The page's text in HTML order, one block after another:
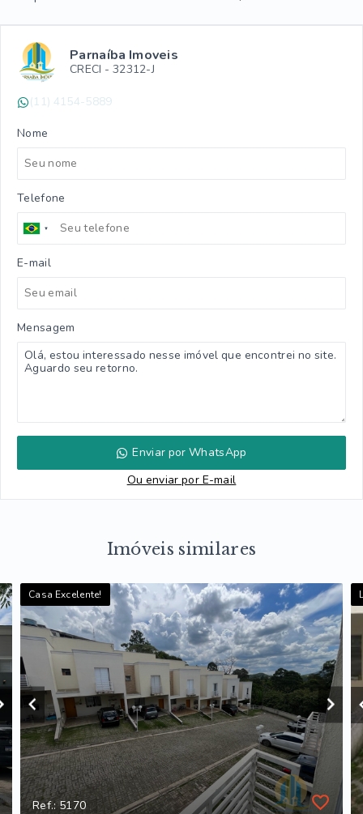
Parnaíba Imoveis
CRECI - 32312-J
(11) 4154-5889
Nome
Telefone
E-mail
Mensagem
Enviar por WhatsApp
Ou enviar por E-mail
Imóveis similares
Casa Excelente!
Ref.: 5170